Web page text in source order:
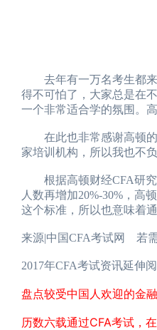
去年有一万名考生都来
得不可怕了，大家总是在
一个非常适合学的氛围。
在此也非常感谢高顿的
家培训机构，所以我也不
根据高顿财经CFA研究
人数再增加20%-30%，高
这个标准，所以也意味着
来源|中国CFA考试网 若
2017年CFA考试资讯延伸阅
盘点较受中国人欢迎的金
历数六载通过CFA考试，